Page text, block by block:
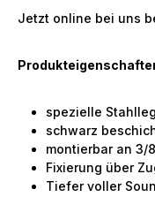
Jetzt online bei uns
spezielle
schwarz
montierbar an 3/
Fixierung über
Tiefer voller